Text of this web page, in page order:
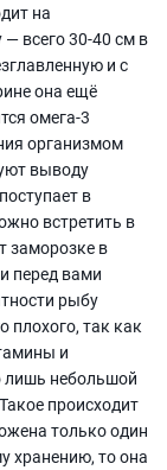
на
всего 30-40 см в
и с
она ещё
омега-3
организмом
выводу
в
встретить в
заморозке в
перед вами
рыбу
плохого, так как
и
лишь небольшой
происходит
только один
хранению, то она